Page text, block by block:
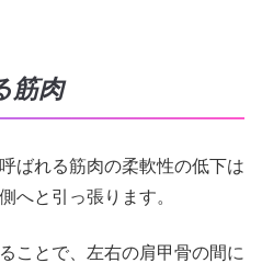
筋肉
ばれる筋肉の柔軟性の低下は
へと引っ張ります。
ことで、左右の肩甲骨の間に